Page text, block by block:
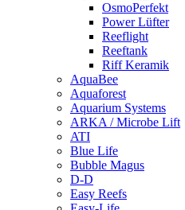
OsmoPerfekt
Power Lüfter
Reeflight
Reeftank
Riff Keramik
AquaBee
Aquaforest
Aquarium Systems
ARKA / Microbe Lift
ATI
Blue Life
Bubble Magus
D-D
Easy Reefs